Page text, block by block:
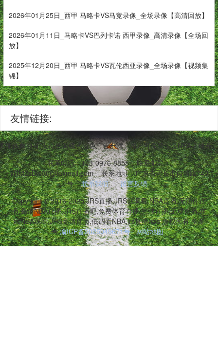
2026年01月25日_西甲 马略卡VS马竞录像_全场录像【高清回放】
2026年01月11日_马略卡VS巴列卡诺 西甲录像_高清录像【全场回
放】
2025年12月20日_西甲 马略卡VS瓦伦西亚录像_全场录像【视频集
锦】
友情链接:
体育项目,支持低调模式避免广告干扰。用户可免费享受NBA常规
联系电话：173-0976-8855
联系邮箱：
vRM2sBtsA0@foxmail.com
联系地址：广东省天长市自清路740
号
联系我们
留言反馈
Copyright © 2016-2025 JRS直播,JRS低调看,NBA直播,无插件直
播,高清NBA直播,JRS直播吧,免费体育直播,篮球直播,足球直播,在
线NBA观看,JRS高清直播,低调看NBA,jrs直播nba 版权所有 备案
号:渝ICP备2025049671号 网站地图